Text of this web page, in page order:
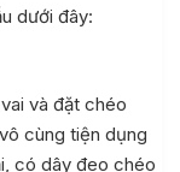
dưới đây:
và đặt chéo
cùng tiện dụng
có dây đeo chéo